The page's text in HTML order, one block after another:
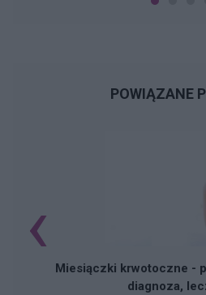
POWIĄZANE
Miesiączki krwotoczne -
diagnoza,
‹